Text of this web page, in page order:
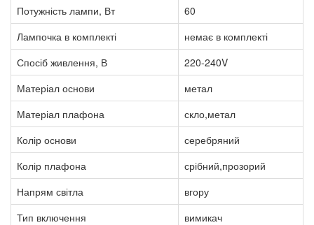
Потужність лампи, Вт
60
Лампочка в комплекті
немає в комплекті
Спосіб живлення, В
220-240V
Матеріал основи
метал
Матеріал плафона
скло,метал
Колір основи
серебряний
Колір плафона
срібний,прозорий
Напрям світла
вгору
Тип включення
вимикач